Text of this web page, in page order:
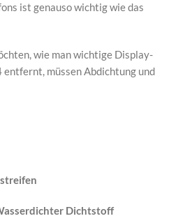
ist genauso wichtig wie das
wie man wichtige Display-
müssen Abdichtung und
Dichtstoff